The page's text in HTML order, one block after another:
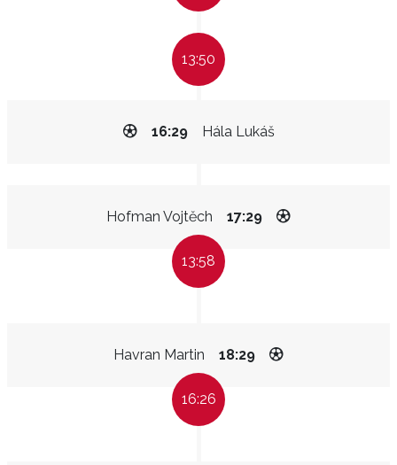
13:50
Hála Lukáš
16:29
Hofman Vojtěch 17:29
13:58
Havran Martin 18:29
16:26